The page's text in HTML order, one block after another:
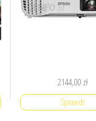
2144,00 zł
Sprawdź